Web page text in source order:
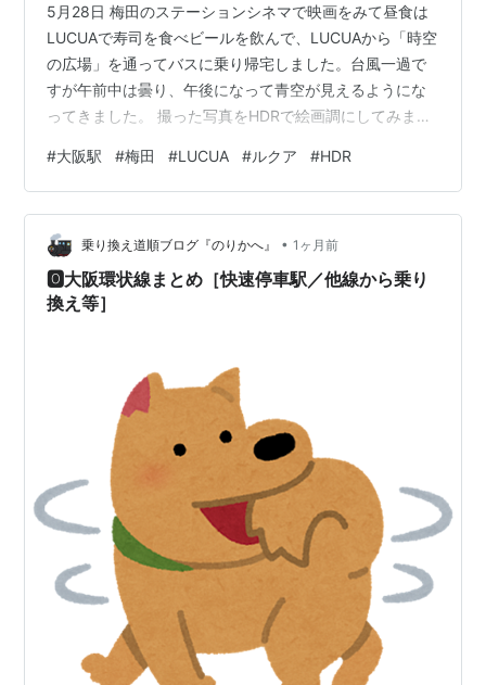
5月28日 梅田のステーションシネマで映画をみて昼食は
LUCUAで寿司を食べビールを飲んで、LUCUAから「時空
の広場」を通ってバスに乗り帰宅しました。台風一過で
すが午前中は曇り、午後になって青空が見えるようにな
ってきました。 撮った写真をHDRで絵画調にしてみまし
ン 02 03 04：7F通路 05：7F LUCUAより 06：7F通路
から北側 07：7F通路から南側 08：6F LUCUAサンリオ
ハウス 6月30日オープン 09：5F通路 10：時空の広場よ
り 11 12：2Fから西方向 13 14 15：魚眼を使ってみまし
た。 …
#大阪駅 #梅田 #LUCUA #ルクア #HDR
乗り換え道順ブログ『のりかへ』 • 1ヶ月前
🅾️大阪環状線まとめ［快速停車駅／他線から乗り
換え等］